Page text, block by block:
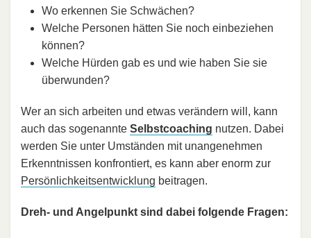
Wo erkennen Sie Schwächen?
Welche Personen hätten Sie noch einbeziehen
können?
Welche Hürden gab es und wie haben Sie sie
überwunden?
Wer an sich arbeiten und etwas verändern will, kann
auch das sogenannte Selbstcoaching nutzen. Dabei
werden Sie unter Umständen mit unangenehmen
Erkenntnissen konfrontiert, es kann aber enorm zur
Persönlichkeitsentwicklung beitragen.
Dreh- und Angelpunkt sind dabei folgende Fragen: